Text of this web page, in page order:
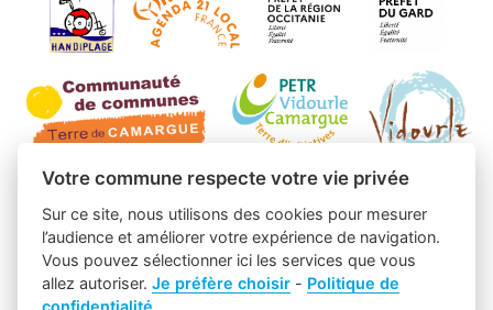
Votre commune respecte votre vie privée
Sur ce site, nous utilisons des cookies pour mesurer
l’audience et améliorer votre expérience de navigation.
Vous pouvez sélectionner ici les services que vous
allez autoriser.Je préfère choisir - Politique de
confidentialité